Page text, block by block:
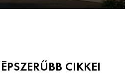
CIKKEI